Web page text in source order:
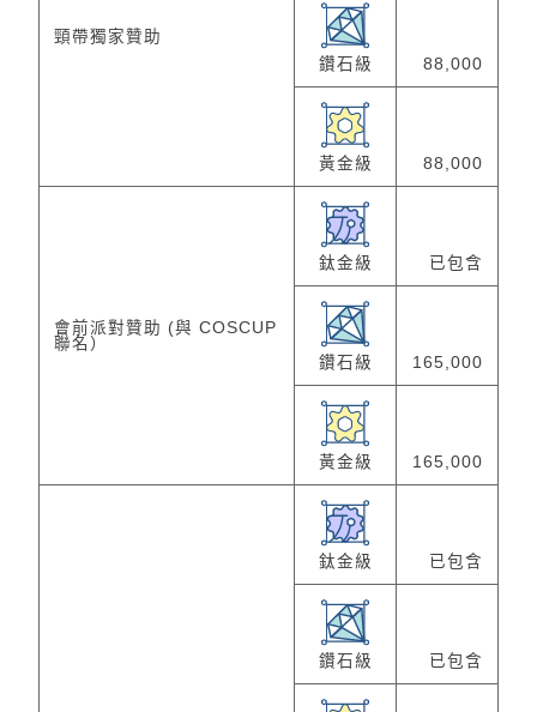
頸帶獨家贊助
鑽石級 88,000
黃金級 88,000
會前派對贊助 (與 COSCUP
聯名）
鈦金級 已包含
鑽石級 165,000
黃金級 165,000
鈦金級 已包含
鑽石級 已包含